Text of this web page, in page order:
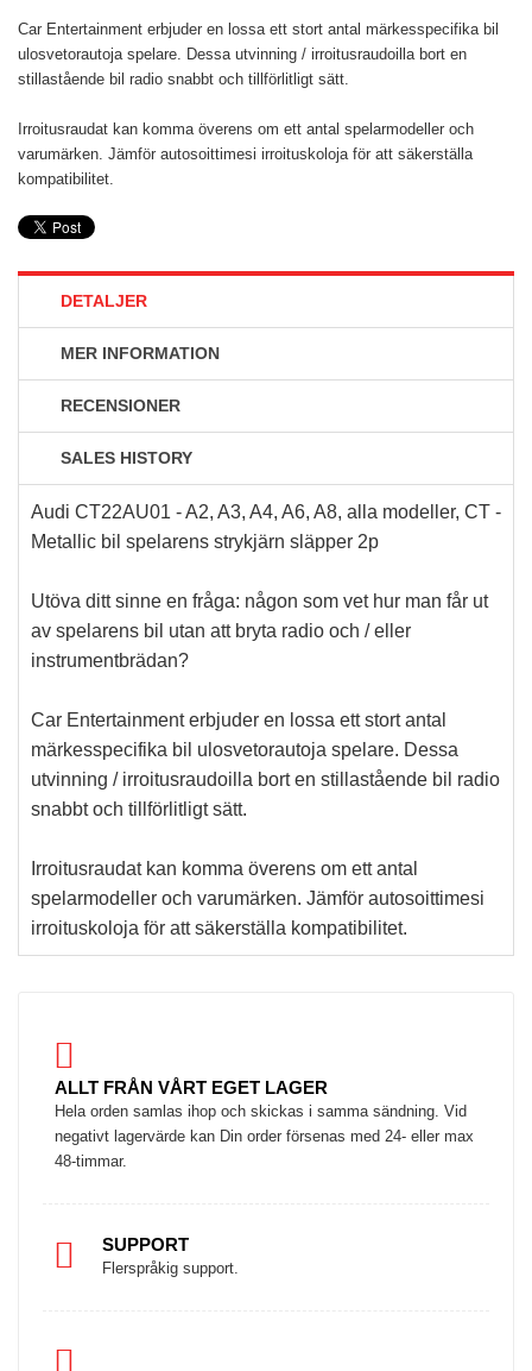
Car Entertainment erbjuder en lossa ett stort antal märkesspecifika bil
ulosvetorautoja spelare. Dessa utvinning / irroitusraudoilla bort en
stillastående bil radio snabbt och tillförlitligt sätt.
Irroitusraudat kan komma överens om ett antal spelarmodeller och
varumärken. Jämför autosoittimesi irroituskoloja för att säkerställa
kompatibilitet.
DETALJER
MER INFORMATION
RECENSIONER
SALES HISTORY
Audi CT22AU01 - A2, A3, A4, A6, A8, alla modeller, CT -
Metallic bil spelarens strykjärn släpper 2p
Utöva ditt sinne en fråga: någon som vet hur man får ut
av spelarens bil utan att bryta radio och / eller
instrumentbrädan?
Car Entertainment erbjuder en lossa ett stort antal
märkesspecifika bil ulosvetorautoja spelare. Dessa
utvinning / irroitusraudoilla bort en stillastående bil radio
snabbt och tillförlitligt sätt.
Irroitusraudat kan komma överens om ett antal
spelarmodeller och varumärken. Jämför autosoittimesi
irroituskoloja för att säkerställa kompatibilitet.
ALLT FRÅN VÅRT EGET LAGER
Hela orden samlas ihop och skickas i samma sändning. Vid
negativt lagervärde kan Din order försenas med 24- eller max
48-timmar.
SUPPORT
Flerspråkig support.